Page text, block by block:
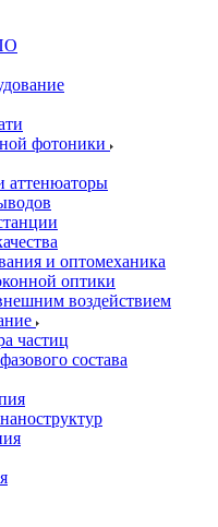
фотоники
аттенюаторы
и оптомеханика
оптики
воздействием
частиц
состава